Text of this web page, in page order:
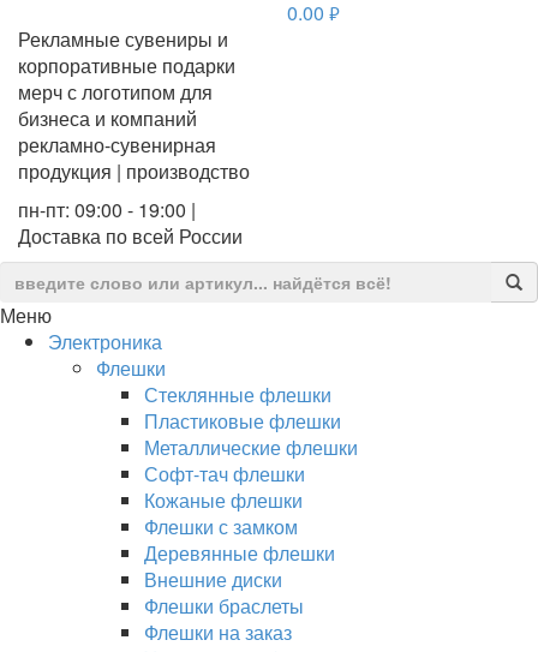
Рекламные сувениры и
корпоративные подарки
мерч с логотипом для
бизнеса и компаний
рекламно-сувенирная
продукция | производство
пн-пт: 09:00 - 19:00 |
Доставка по всей России
0.00 руб.
Меню
Электроника
Флешки
Стеклянные флешки
Пластиковые флешки
Металлические флешки
Софт-тач флешки
Кожаные флешки
Флешки с замком
Деревянные флешки
Внешние диски
Флешки браслеты
Флешки на заказ